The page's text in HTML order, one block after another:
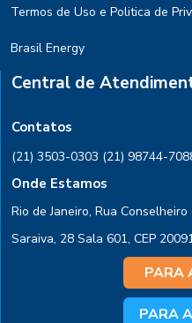
Termos de Uso e Politica de
Brasil Energy
Central de
Contatos
(21) 3503-0303 (21) 98744-
Onde Estamos
Rio de Janeiro, Rua Conselheiro
Saraiva, 28 Sala 601, CEP
PARA
PARA